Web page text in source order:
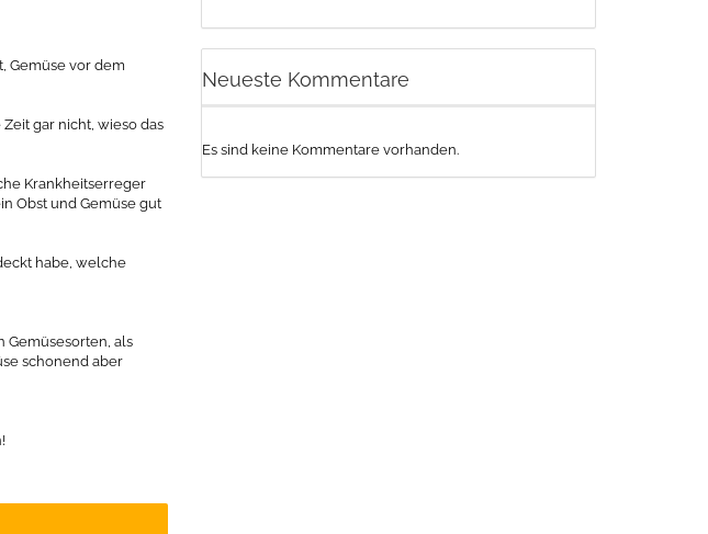
Gemüse vor dem
gar nicht, wieso das
Krankheitserreger
Obst und Gemüse gut
habe, welche
Gemüsesorten, als
schonend aber
Neueste Kommentare
Es sind keine Kommentare vorhanden.